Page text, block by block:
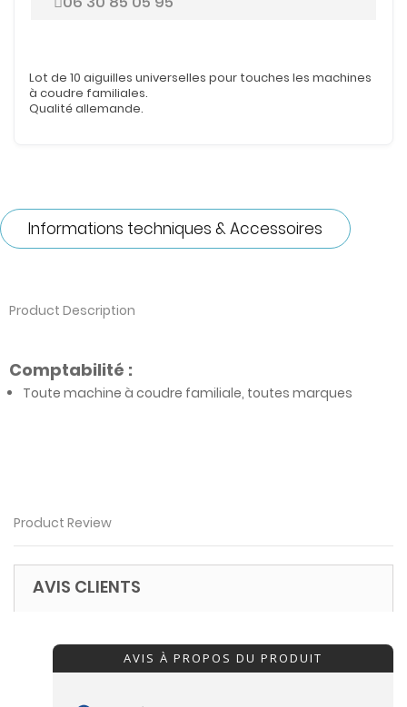
Lot de 10 aiguilles universelles pour touches les machines
à coudre familiales.
Qualité allemande.
Informations techniques & Accessoires
Product Description
Comptabilité :
Toute machine à coudre familiale, toutes marques
Product Review
AVIS CLIENTS
AVIS À PROPOS DU PRODUIT